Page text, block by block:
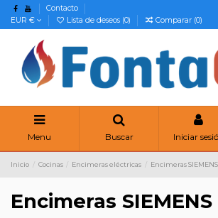
Contacto
EUR €
Lista de deseos (0) Comparar (0)
Menu Buscar Iniciar
Inicio Cocinas Encimeras eléctricas Encimeras SIEMENS
Encimeras SIEMENS